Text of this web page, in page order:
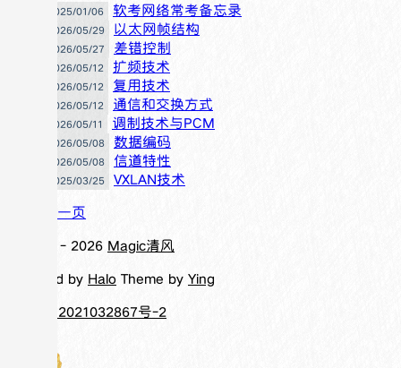
2025/01/06 软考网络常考备忘录
2026/05/29 以太网帧结构
2026/05/27 差错控制
2026/05/12 扩频技术
2026/05/12 复用技术
2026/05/12 通信和交换方式
2026/05/11 调制技术与PCM
2026/05/08 数据编码
2026/05/08 信道特性
2025/03/25
VXLAN技术
下一页
© 2017 - 2026 Magic清风
Powered by Halo Theme by Ying
蜀ICP备2021032867号-2